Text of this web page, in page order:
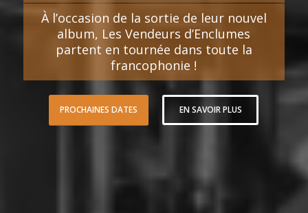
À l’occasion de la sortie de leur nouvel
album, Les Vendeurs d’Enclumes
partent en tournée dans toute la
francophonie !
PROCHAINES DATES EN SAVOIR PLUS